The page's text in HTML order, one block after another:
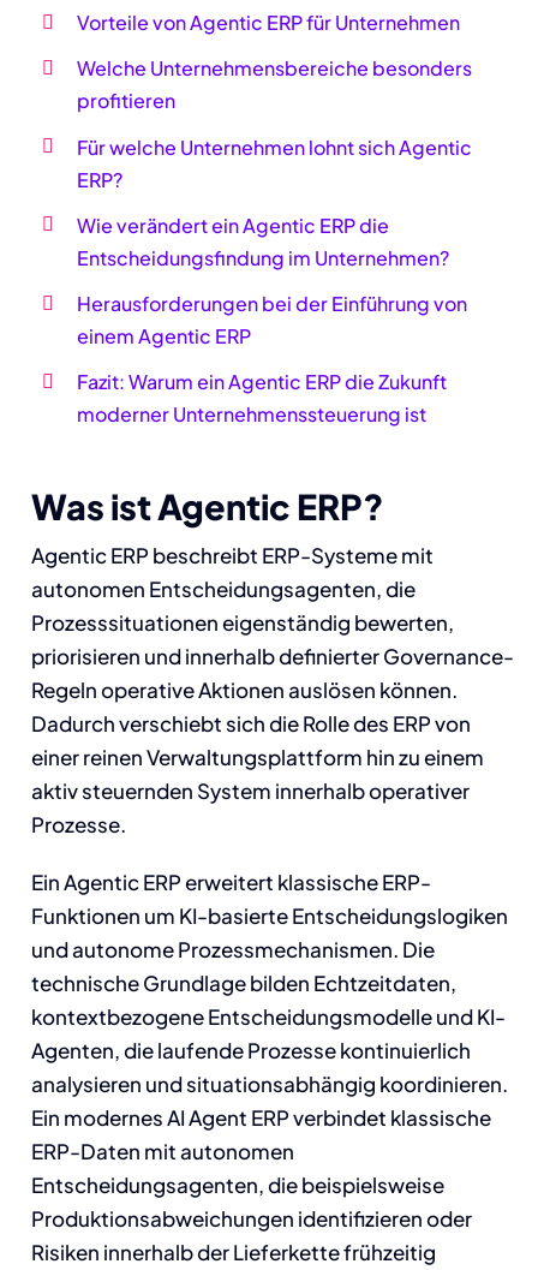
Vorteile von Agentic ERP für Unternehmen
Welche Unternehmensbereiche besonders
profitieren
Für welche Unternehmen lohnt sich Agentic
ERP?
Wie verändert ein Agentic ERP die
Entscheidungsfindung im Unternehmen?
Herausforderungen bei der Einführung von
einem Agentic ERP
Fazit: Warum ein Agentic ERP die Zukunft
moderner Unternehmenssteuerung ist
Was ist Agentic ERP?
Agentic ERP beschreibt ERP-Systeme mit
autonomen Entscheidungsagenten, die
Prozesssituationen eigenständig bewerten,
priorisieren und innerhalb definierter Governance-
Regeln operative Aktionen auslösen können.
Dadurch verschiebt sich die Rolle des ERP von
einer reinen Verwaltungsplattform hin zu einem
aktiv steuernden System innerhalb operativer
Prozesse.
Ein Agentic ERP erweitert klassische ERP-
Funktionen um KI-basierte Entscheidungslogiken
und autonome Prozessmechanismen. Die
technische Grundlage bilden Echtzeitdaten,
kontextbezogene Entscheidungsmodelle und KI-
Agenten, die laufende Prozesse kontinuierlich
analysieren und situationsabhängig koordinieren.
Ein modernes AI Agent ERP verbindet klassische
ERP-Daten mit autonomen
Entscheidungsagenten, die beispielsweise
Produktionsabweichungen identifizieren oder
Risiken innerhalb der Lieferkette frühzeitig